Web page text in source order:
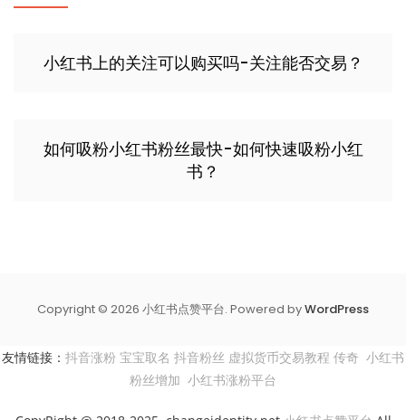
小红书上的关注可以购买吗-关注能否交易？
如何吸粉小红书粉丝最快-如何快速吸粉小红
书？
Copyright © 2026 小红书点赞平台. Powered byWordPress
友情链接： 抖音涨粉 宝宝取名 抖音粉丝 虚拟货币交易教程 传奇 小红书
粉丝增加 小红书涨粉平台